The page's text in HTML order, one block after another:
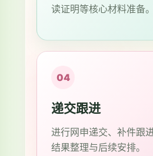
读证明等核心材料准备。
04
递交跟进
进行网申递交、补件跟
结果整理与后续安排。